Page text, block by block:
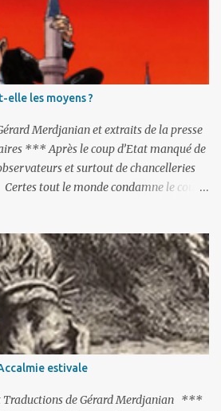
les moyens ?
Merdjanian et extraits de la presse
*** Après le coup d’Etat manqué de
et surtout de chancelleries
tout le monde condamne le coup
Erdoğan, et pour certains sur la
estivale
de Gérard Merdjanian ***